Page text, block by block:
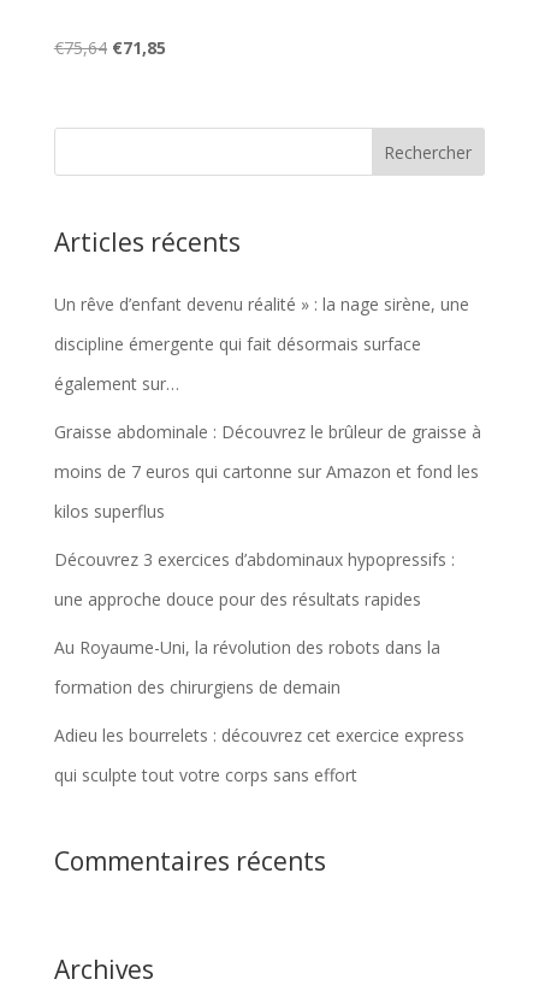
€75,64 Le
était :
€71,85Le
est :
Articles récents
Un rêve d’enfant devenu réalité » : la nage sirène, une
discipline émergente qui fait désormais surface
également sur…
Graisse abdominale : Découvrez le brûleur de graisse à
moins de 7 euros qui cartonne sur Amazon et fond les
kilos superflus
Découvrez 3 exercices d’abdominaux hypopressifs :
une approche douce pour des résultats rapides
Au Royaume-Uni, la révolution des robots dans la
formation des chirurgiens de demain
Adieu les bourrelets : découvrez cet exercice express
qui sculpte tout votre corps sans effort
Commentaires récents
Archives